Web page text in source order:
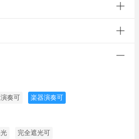
演奏可 楽器演奏可
完全遮光可